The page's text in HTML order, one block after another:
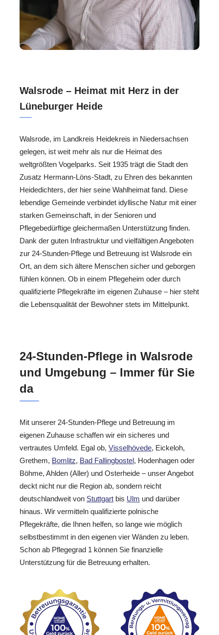
Walsrode – Heimat mit Herz in der
Lüneburger Heide
Walsrode, im Landkreis Heidekreis in Niedersachsen
gelegen, ist weit mehr als nur die Heimat des
weltgrößten Vogelparks. Seit 1935 trägt die Stadt den
Zusatz Hermann-Löns-Stadt, zu Ehren des bekannten
Heidedichters, der hier seine Wahlheimat fand. Diese
lebendige Gemeinde verbindet idyllische Natur mit einer
starken Gemeinschaft, in der Senioren und
Pflegebedürftige gleichermaßen Unterstützung finden.
Dank der guten Infrastruktur und vielfältigen Angeboten
zur 24-Stunden-Pflege und Betreuung ist Walsrode ein
Ort, an dem sich ältere Menschen sicher und geborgen
fühlen können. Ob in einem Pflegeheim oder durch
qualifizierte Pflegekräfte im eigenen Zuhause – hier steht
die Lebensqualität der Bewohner stets im Mittelpunkt.
24-Stunden-Pflege in Walsrode
und Umgebung – Immer für Sie
da
Mit unserer 24-Stunden-Pflege und Betreuung im
eigenen Zuhause schaffen wir ein sicheres und
vertrautes Umfeld. Egal ob, Visselhövede, Eickeloh,
Grethem, Bomlitz, Bad Fallingbostel, Hodenhagen oder
Böhme, Ahlden (Aller) und Osterheide – unser Angebot
deckt nicht nur die Region ab, sondern reicht
deutschlandweit von Stuttgart bis Ulm und darüber
hinaus. Wir vermitteln qualifizierte polnische
Pflegekräfte, die Ihnen helfen, so lange wie möglich
selbstbestimmt in den eigenen vier Wänden zu leben.
Schon ab Pflegegrad 1 können Sie finanzielle
Unterstützung für die Betreuung erhalten.